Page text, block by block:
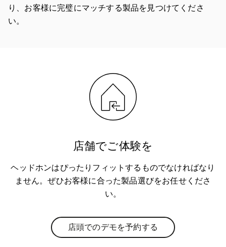
り、お客様に完璧にマッチする製品を見つけてくださ
い。
店舗でご体験を
ヘッドホンはぴったりフィットするものでなければなり
ません。ぜひお客様に合った製品選びをお任せくださ
い。
店頭でのデモを予約する
Link Opens in New Tab